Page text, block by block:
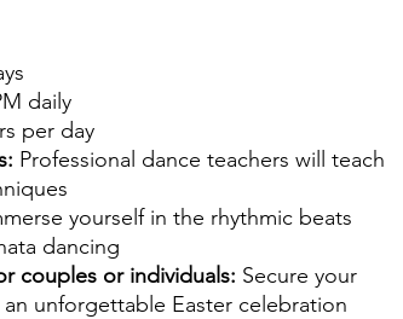
daily
per day
Professional dance teachers will teach
yourself in the rhythmic beats
dancing
couples or individuals: Secure your
unforgettable Easter celebration